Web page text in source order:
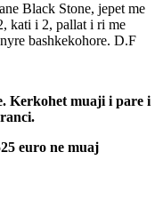
Black Stone, jepet me
kati i 2, pallat i ri me
bashkekohore. D.F
Kerkohet muaji i pare i
euro ne muaj